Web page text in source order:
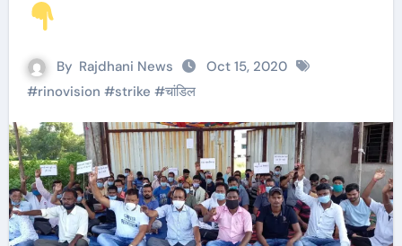
By Rajdhani News
Oct 15, 2020
#rinovision #strike #चांडिल